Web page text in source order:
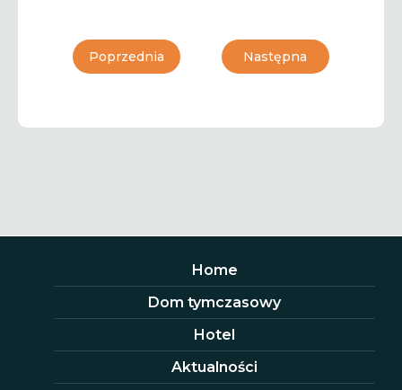
Poprzednia Następna
Home
Dom tymczasowy
Hotel
Aktualności